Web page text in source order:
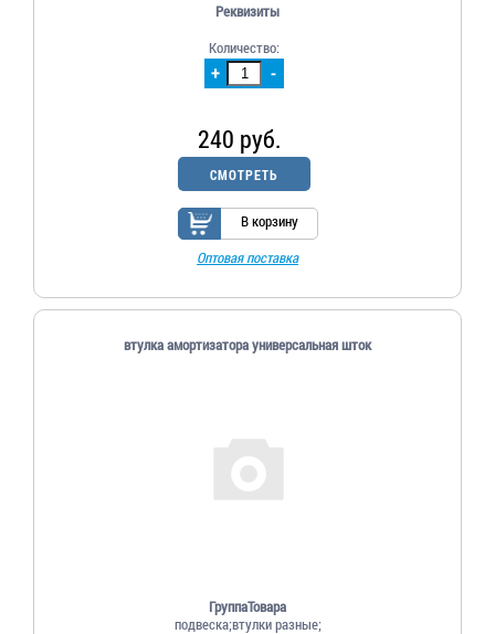
Реквизиты
+ -
Количество:
240 руб.
СМОТРЕТЬ
В корзину
Оптовая поставка
втулка амортизатора универсальная шток
ГруппаТовара
подвеска;втулки разные;